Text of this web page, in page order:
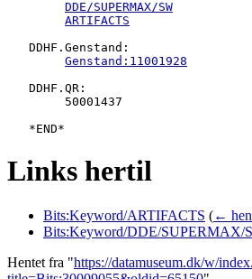
DDE/SUPERMAX/SW
ARTIFACTS
   DDHF.Genstand:
Genstand:11001928
   DDHF.QR:
Links hertil
Bits:Keyword/ARTIFACTS (←
Bits:Keyword/DDE/SUPERMAX/
Hentet fra "https://datamuseum.dk/w/